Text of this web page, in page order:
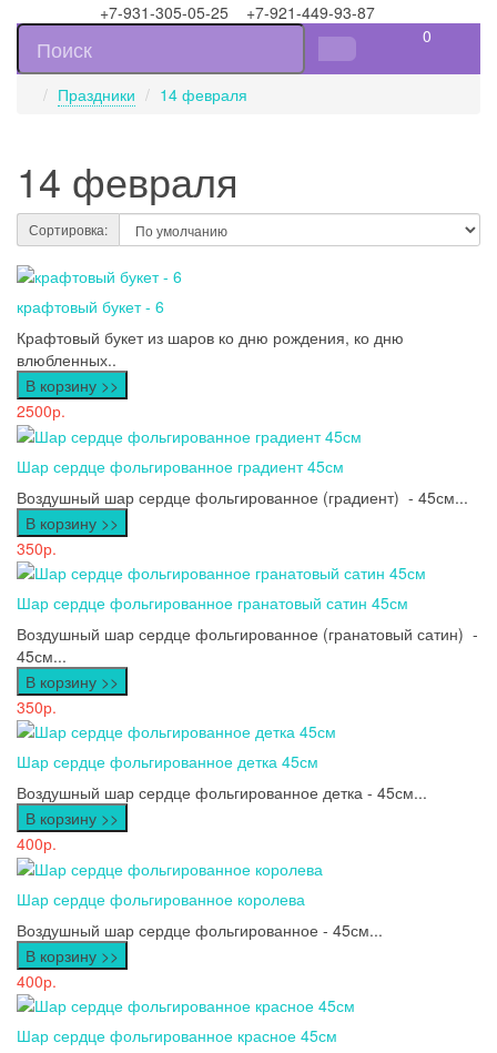
+7-931-305-05-25 +7-921-449-93-87
0
Праздники 14 февраля
14 февраля
Сортировка:
крафтовый букет - 6
Крафтовый букет из шаров ко дню рождения, ко дню
влюбленных..
В корзину >>
2500р.
Шар сердце фольгированное градиент 45см
Воздушный шар сердце фольгированное (градиент) - 45см...
В корзину >>
350р.
Шар сердце фольгированное гранатовый сатин 45см
Воздушный шар сердце фольгированное (гранатовый сатин) -
45см...
В корзину >>
350р.
Шар сердце фольгированное детка 45см
Воздушный шар сердце фольгированное детка - 45см...
В корзину >>
400р.
Шар сердце фольгированное королева
Воздушный шар сердце фольгированное - 45см...
В корзину >>
400р.
Шар сердце фольгированное красное 45см